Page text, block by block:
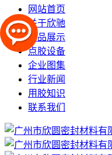
网站首页
关于欣驰
产品展示
点胶设备
企业图集
行业新闻
用胶知识
联系我们